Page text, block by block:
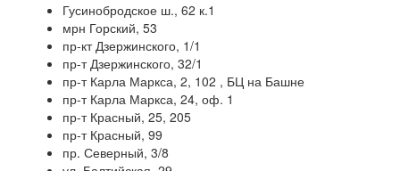
Гусинобродское ш., 62 к.1
мрн Горский, 53
пр-кт Дзержинского, 1/1
пр-т Дзержинского, 32/1
пр-т Карла Маркса, 2, 102 , БЦ на Башне
пр-т Карла Маркса, 24, оф. 1
пр-т Красный, 25, 205
пр-т Красный, 99
пр. Северный, 3/8